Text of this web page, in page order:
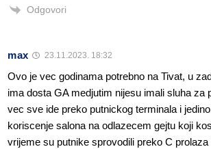
Odgovori
max 23.11.2023. 18:32
Ovo je vec godinama potrebno na Tivat, u
ima dosta GA medjutim nijesu imali sluha za
vec sve ide preko putnickog terminala i
koriscenje salona na odlazecem gejtu koji
vrijeme su putnike sprovodili preko C